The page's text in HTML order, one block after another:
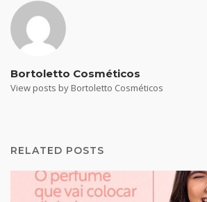
Bortoletto Cosméticos
View posts by Bortoletto Cosméticos
RELATED POSTS